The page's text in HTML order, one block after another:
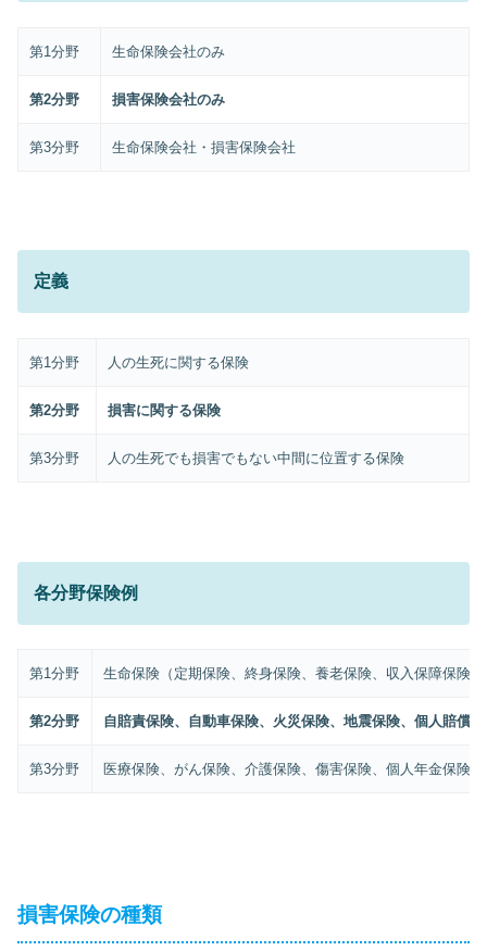
第1分野 生命保険会社のみ
第2分野 損害保険会社のみ
第3分野 生命保険会社・損害保険会社
定義
第1分野 人の生死に関する保険
第2分野 損害に関する保険
第3分野 人の生死でも損害でもない中間に位置する保険
各分野保険例
第1分野 生命保険（定期保険、終身保険、養老保険、収入保障保険
第2分野 自賠責保険、自動車保険、火災保険、地震保険、個人賠償
第3分野 医療保険、がん保険、介護保険、傷害保険、個人年金保険
損害保険の種類